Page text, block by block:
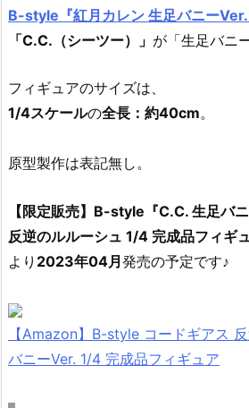
B-style『紅月カレン 生足バニーVer.
「C.C.（シーツー）」 が「生足バニ
フィギュアのサイズは、
1/4スケールの全長：約40cm。
原型製作は表記無し。
【限定販売】B-style『C.C. 生足バ
反逆のルルーシュ 1/4 完成品フィギ
より 2023年04月発売の予定です♪
【Amazon】B-style コードギアス
バニーVer. 1/4 完成品フィギュア